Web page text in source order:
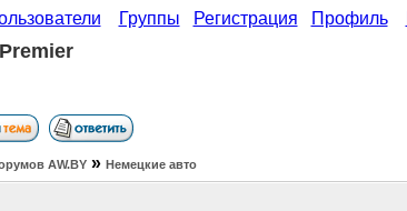
Группы Регистрация Профиль
АW.BY» Немецкие авто